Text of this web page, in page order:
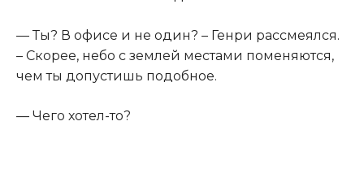
— Ты? В офисе и не один? – Генри рассмеялся.
– Скорее, небо с землей местами поменяются,
чем ты допустишь подобное.
— Чего хотел-то?